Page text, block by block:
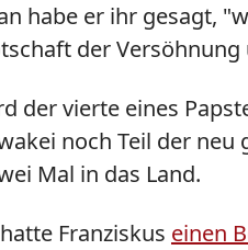
habe er ihr gesagt,
der
der vierte eines
noch Teil der
Mal in das Land.
Franziskus einen